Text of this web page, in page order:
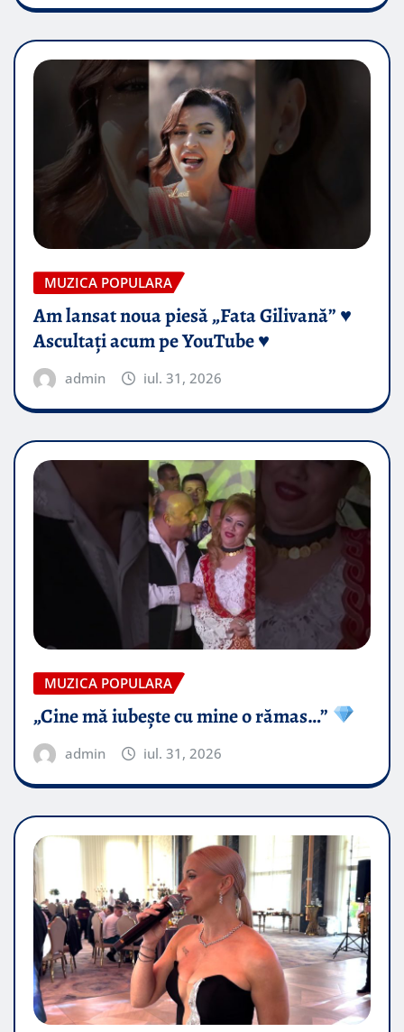
MUZICA POPULARA
Am lansat noua piesă „Fata Gilivană” ♥️
Ascultați acum pe YouTube ♥️
admin iul. 31, 2026
MUZICA POPULARA
„Cine mă iubește cu mine o rămas…”
admin iul. 31, 2026